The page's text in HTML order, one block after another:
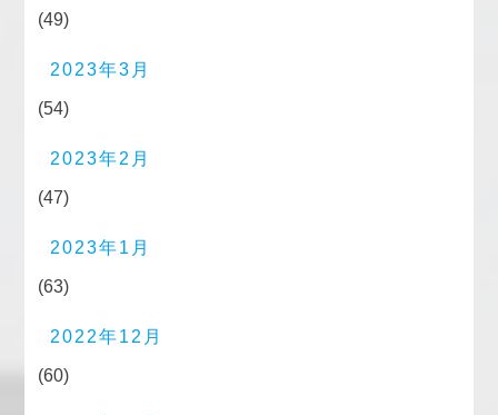
(49)
2023年3月
(54)
2023年2月
(47)
2023年1月
(63)
2022年12月
(60)